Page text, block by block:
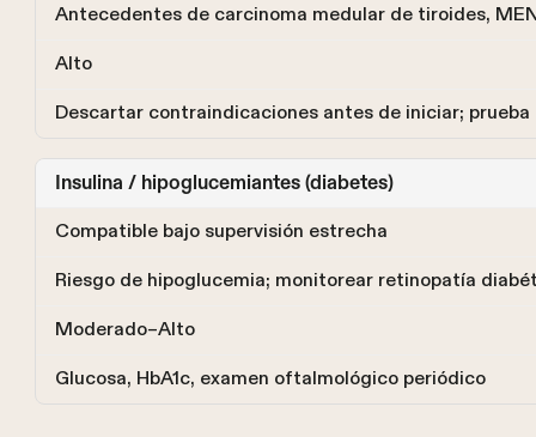
Antecedentes de carcinoma medular de tiroides,
Alto
Descartar contraindicaciones antes de iniciar;
Insulina / hipoglucemiantes (diabetes)
Compatible bajo supervisión estrecha
Riesgo de hipoglucemia; monitorear retinopatía
Moderado–Alto
Glucosa, HbA1c, examen oftalmológico periódico